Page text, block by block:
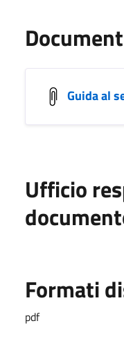
Guida al
Ufficio
Formati
pdf